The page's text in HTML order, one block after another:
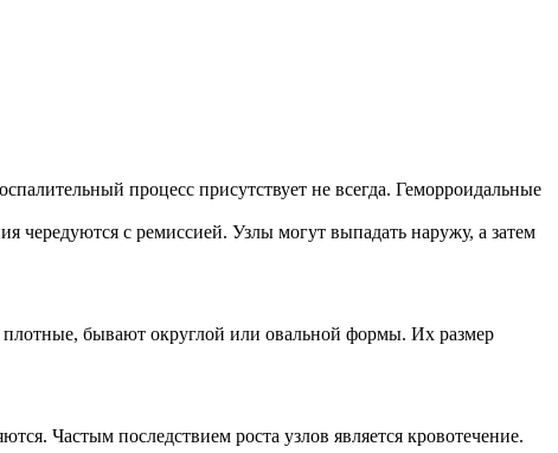
процесс присутствует не всегда. Геморроидальные
чередуются с ремиссией. Узлы могут выпадать наружу, а затем
бывают округлой или овальной формы. Их размер
Частым последствием роста узлов является кровотечение.